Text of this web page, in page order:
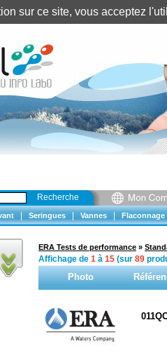
Recherche
Seringues Vannes Flaconnage
ERA Tests de performance »
Affichage de 1 à 15 (sur 89
Photo
sur ce site, vous acceptez